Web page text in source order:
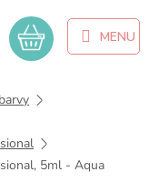
Nákupní
košík
5ml - Aqua